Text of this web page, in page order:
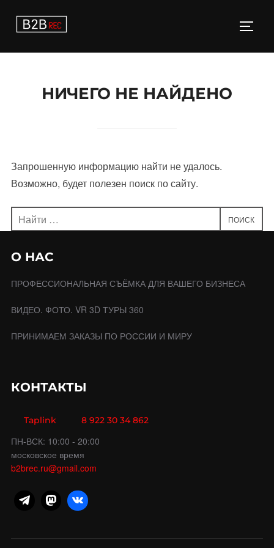
НИЧЕГО НЕ НАЙДЕНО
Запрошенную информацию найти не удалось.
Возможно, будет полезен поиск по сайту.
Поиск
по:
ПОИСК
О НАС
ПРОФЕССИОНАЛЬНАЯ СЪЁМКА ДЛЯ ВАШЕГО БИЗНЕСА
ВИДЕО. ФОТО. VR 3D ТУРЫ 360
ПРИНИМАЕМ ЗАКАЗЫ ПО РОССИИ И МИРУ
КОНТАКТЫ
Taplink 8 922 30 34 862
ПН-ВСК: 10:00 - 20:00
московское время
b2brec.ru@gmail.com